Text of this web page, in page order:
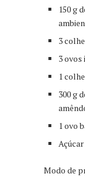
150 g
3
3
1
300 g
1 ovo
Modo de